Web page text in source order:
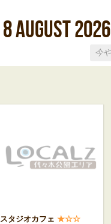
8August2026
スタジオカフェ ★☆☆